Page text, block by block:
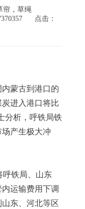
帘，草绳
点击：
进入港口将比
分析，呼铁局铁
产生极大冲
运输费用下调
东、河北等区